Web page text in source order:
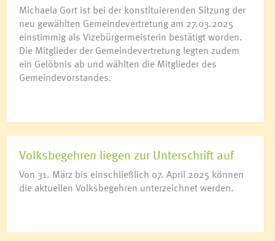
Michaela Gort ist bei der konstituierenden Sitzung der
neu gewählten Gemeindevertretung am 27.03.2025
einstimmig als Vizebürgermeisterin bestätigt worden.
Die Mitglieder der Gemeindevertretung legten zudem
ein Gelöbnis ab und wählten die Mitglieder des
Gemeindevorstandes.
Volksbegehren liegen zur Unterschrift auf
Von 31. März bis einschließlich 07. April 2025 können
die aktuellen Volksbegehren unterzeichnet werden.